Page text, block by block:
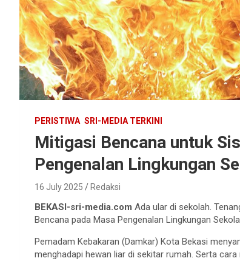
PERISTIWA SRI-MEDIA TERKINI
Mitigasi Bencana untuk
Pengenalan Lingkungan
16 July 2025 Redaksi
BEKASI-sri-media.com Ada ular di sekolah.
Bencana pada Masa Pengenalan Lingkungan
Pemadam Kebakaran (Damkar) Kota Bekasi
menghadapi hewan liar di sekitar rumah. Serta